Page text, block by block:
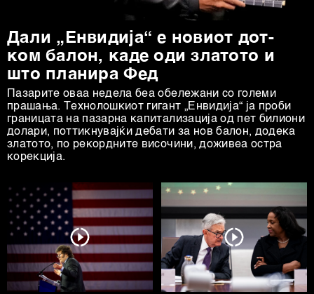
Дали „Енвидија“ е новиот дот-
ком балон, каде оди златото и
што планира Фед
Пазарите оваа недела беа обележани со големи
прашања. Технолошкиот гигант „Енвидија“ ја проби
границата на пазарна капитализација од пет билиони
долари, поттикнувајќи дебати за нов балон, додека
златото, по рекордните височини, доживеа остра
корекција.